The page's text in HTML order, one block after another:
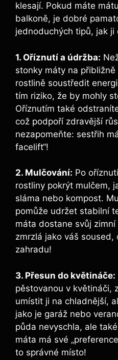
klesají. Pokud máte
balkoně, je dobré
jednoduchých tipů, jak
1. Oříznutí a údržba:
stonky máty na
rostlině soustředit
tím riziko, že by mohly
Oříznutím také
což podpoří zdravější
nezapomeňte: sestřih
facelift“!
2. Mulčování: Po
rostliny pokrýt mulčem,
sláma nebo kompost.
pomůže udržet stabilní
máta dostane svůj
zmrzlá jako váš soused,
zahradu!
3. Přesun do květináče:
pěstovanou v květináči,
umístit ji na chladnější,
jako je garáž nebo
půda nevyschla, ale
máta má své
to správné místo!